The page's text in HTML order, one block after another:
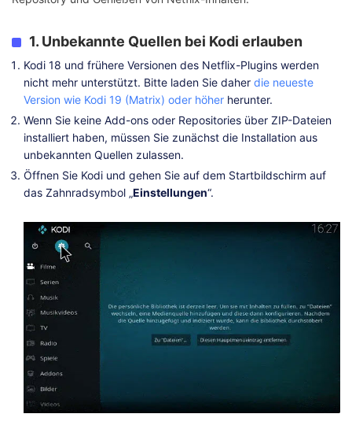
1. Unbekannte Quellen bei Kodi erlauben
Kodi 18 und frühere Versionen des Netflix-Plugins werden
nicht mehr unterstützt. Bitte laden Sie daher die neueste
Version wie Kodi 19 (Matrix) oder höher herunter.
Wenn Sie keine Add-ons oder Repositories über ZIP-Dateien
installiert haben, müssen Sie zunächst die Installation aus
unbekannten Quellen zulassen.
Öffnen Sie Kodi und gehen Sie auf dem Startbildschirm auf
das Zahnradsymbol „Einstellungen“.